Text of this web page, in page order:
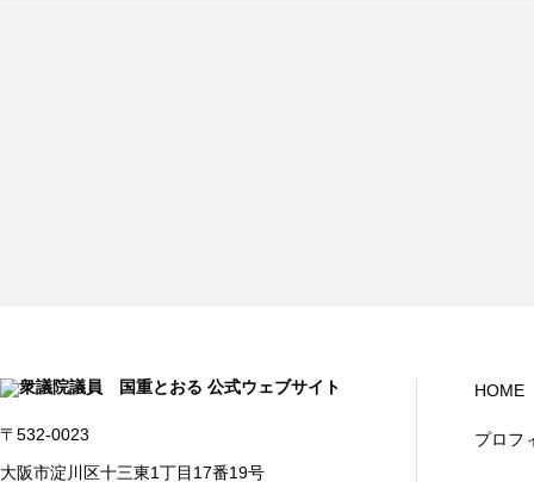
〒532-0023
大阪市淀川区十三東1丁目17番19号
HOME
プロフ